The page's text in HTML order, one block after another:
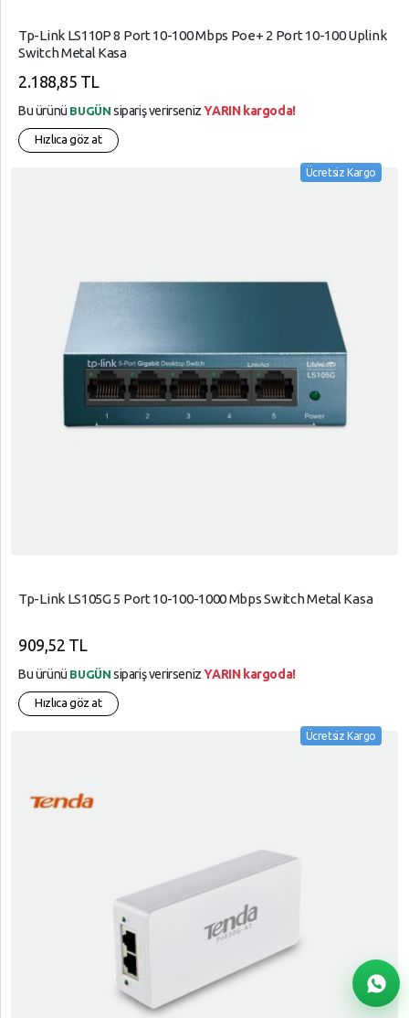
Tp-Link LS110P 8 Port 10-100 Mbps Poe+ 2 Port 10-100 Uplink
Switch Metal Kasa
2.188,85 TL
Bu ürünü BUGÜN sipariş verirsenizYARIN kargoda!
Hızlıca göz at
Ücretsiz Kargo
Tp-Link LS105G 5 Port 10-100-1000 Mbps Switch Metal Kasa
909,52 TL
Bu ürünü BUGÜN sipariş verirsenizYARIN kargoda!
Hızlıca göz at
Ücretsiz Kargo